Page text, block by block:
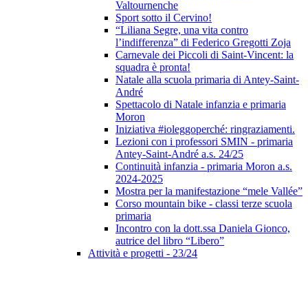
Valtournenche
Sport sotto il Cervino!
“Liliana Segre, una vita contro
l’indifferenza” di Federico Gregotti Zoja
Carnevale dei Piccoli di Saint-Vincent: la
squadra è pronta!
Natale alla scuola primaria di Antey-Saint-
André
Spettacolo di Natale infanzia e primaria
Moron
Iniziativa #ioleggoperché: ringraziamenti.
Lezioni con i professori SMIN - primaria
Antey-Saint-André a.s. 24/25
Continuità infanzia - primaria Moron a.s.
2024-2025
Mostra per la manifestazione “mele Vallée”
Corso mountain bike - classi terze scuola
primaria
Incontro con la dott.ssa Daniela Gionco,
autrice del libro “Libero”
Attività e progetti - 23/24